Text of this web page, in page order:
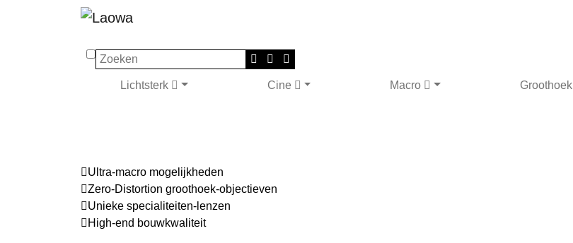
Zoeken
Lichtsterk Cine Macro Groothoek
Ultra-macro mogelijkheden
Zero-Distortion groothoek-objectieven
Unieke specialiteiten-lenzen
High-end bouwkwaliteit